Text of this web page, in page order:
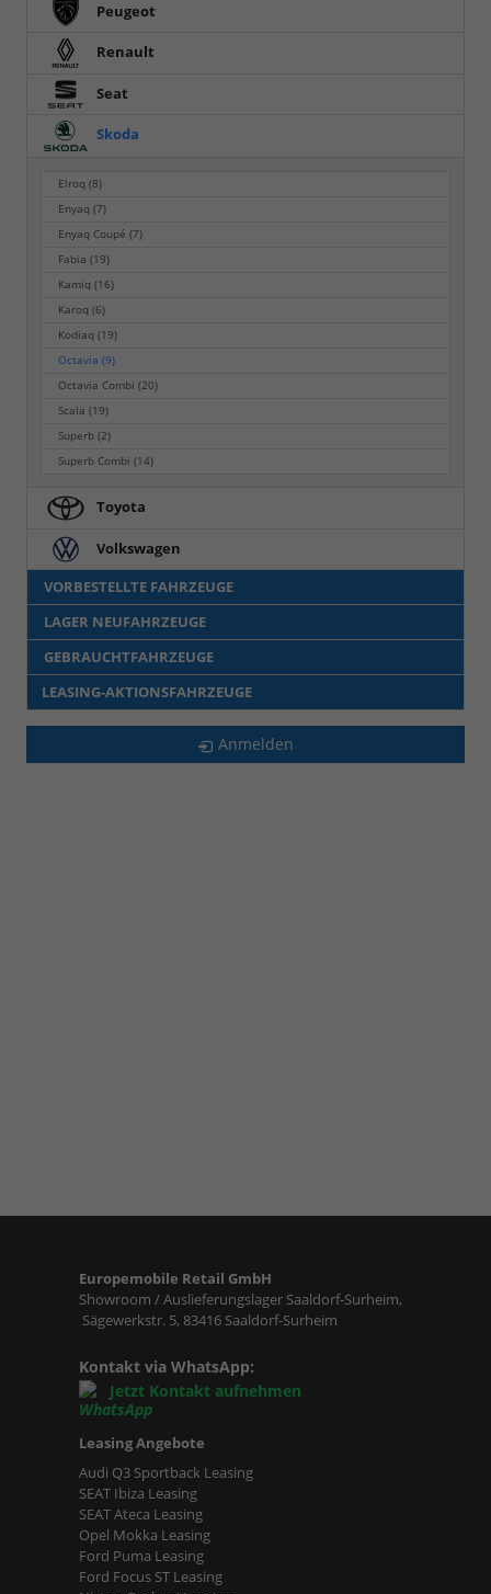
Peugeot
Renault
Seat
Skoda
Elroq(8)
Enyaq(7)
Enyaq Coupé(7)
Fabia(19)
Kamiq(16)
Karoq(6)
Kodiaq(19)
Octavia(9)
Octavia Combi(20)
Scala(19)
Superb(2)
Superb Combi(14)
Toyota
Volkswagen
VORBESTELLTE FAHRZEUGE
LAGER NEUFAHRZEUGE
GEBRAUCHTFAHRZEUGE
LEASING-AKTIONSFAHRZEUGE
Anmelden
Europemobile Retail GmbH
Showroom / Auslieferungslager Saaldorf-Surheim,
Sägewerkstr. 5, 83416 Saaldorf-Surheim
Kontakt via WhatsApp:
Jetzt Kontakt aufnehmen
Leasing Angebote
Audi Q3 Sportback Leasing
SEAT Ibiza Leasing
SEAT Ateca Leasing
Opel Mokka Leasing
Ford Puma Leasing
Ford Focus ST Leasing